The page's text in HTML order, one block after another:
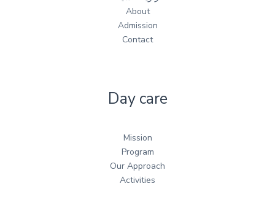
About
Admission
Contact
Day care
Mission
Program
Our Approach
Activities